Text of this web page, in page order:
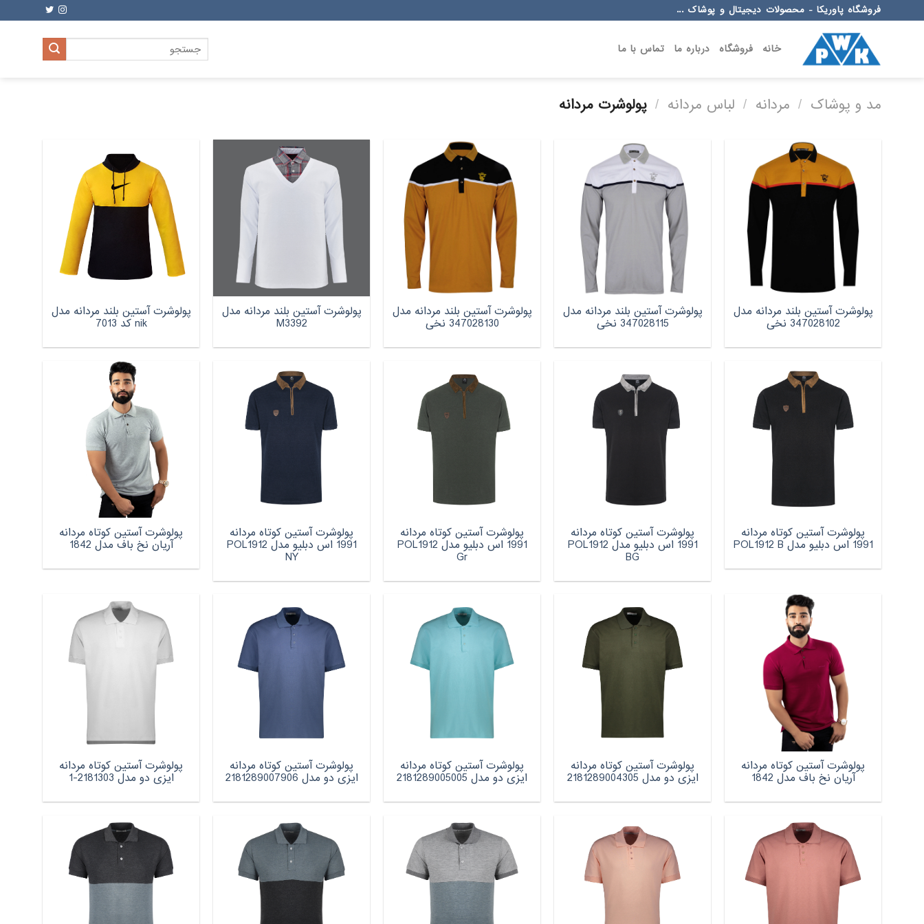
to
فروشگاه پاوریکا - محصولات دیجیتال و پوشاک ...
خانه فروشگاه درباره ما تماس با ما
جستجو
برای:
مد و پوشاک / مردانه / لباس مردانه / پولوشرت مردانه
پولوشرت آستین بلند مردانه مدل
347028102 نخی
پولوشرت آستین بلند مردانه مدل
347028115 نخی
پولوشرت آستین بلند مردانه مدل
347028130 نخی
پولوشرت آستین بلند مردانه مدل
M3392
پولوشرت آستین بلند مردانه مدل
nik کد 7013
پولوشرت آستین کوتاه مردانه
1991 اس دبلیو مدل POL1912 B
پولوشرت آستین کوتاه مردانه
1991 اس دبلیو مدل POL1912
BG
پولوشرت آستین کوتاه مردانه
1991 اس دبلیو مدل POL1912
Gr
پولوشرت آستین کوتاه مردانه
1991 اس دبلیو مدل POL1912
NY
پولوشرت آستین کوتاه مردانه
آریان نخ باف مدل 1842
پولوشرت آستین کوتاه مردانه
آریان نخ باف مدل 1842
پولوشرت آستین کوتاه مردانه
ایزی دو مدل 2181289004305
پولوشرت آستین کوتاه مردانه
ایزی دو مدل 2181289005005
پولوشرت آستین کوتاه مردانه
ایزی دو مدل 2181289007906
پولوشرت آستین کوتاه مردانه
ایزی دو مدل 2181303-1